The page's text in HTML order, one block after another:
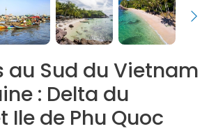
au Sud du Vietnam
: Delta du
Ile de Phu Quoc